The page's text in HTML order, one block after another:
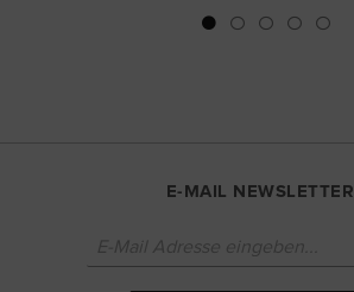
E-MAIL NEWSLETTER